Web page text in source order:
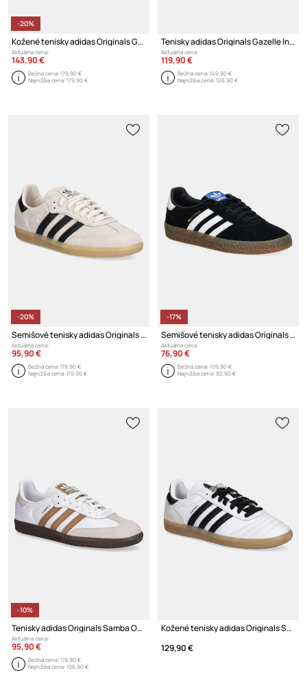
-20%
Kožené tenisky adidas Originals Gazelle Indoor Lux
Aktuálna cena:
143,90 €
Bežná cena:179,90 €
Najnižšia cena:179,90 €
Tenisky adidas Originals Gazelle Indoor Pro
Aktuálna cena:
119,90 €
Bežná cena:149,90 €
Najnižšia cena:126,90 €
-20%
Semišové tenisky adidas Originals Samba OG
Aktuálna cena:
95,90 €
Bežná cena:119,90 €
Najnižšia cena:119,90 €
-17%
Semišové tenisky adidas Originals Montreal RM
Aktuálna cena:
76,90 €
Bežná cena:109,90 €
Najnižšia cena:92,90 €
-10%
Tenisky adidas Originals Samba OG
Aktuálna cena:
95,90 €
Bežná cena:119,90 €
Najnižšia cena:106,90 €
Kožené tenisky adidas Originals Samba JP
129,90 €